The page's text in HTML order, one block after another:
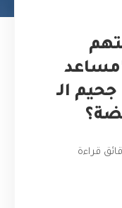
الـ